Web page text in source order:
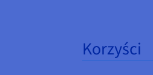
Korzyści